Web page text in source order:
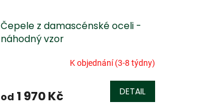
Čepele z damascénské oceli -
náhodný vzor
K objednání (3-8 týdny)
od 1 970 Kč DETAIL